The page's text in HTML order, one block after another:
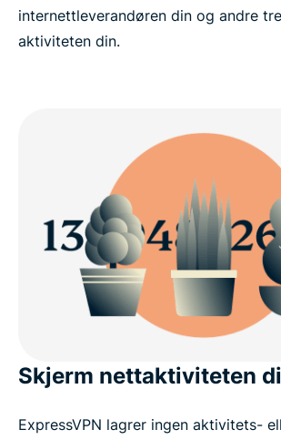
internettleverandøren din og andre
aktiviteten din.
Skjerm nettaktiviteten
ExpressVPN lagrer ingen aktivitets-